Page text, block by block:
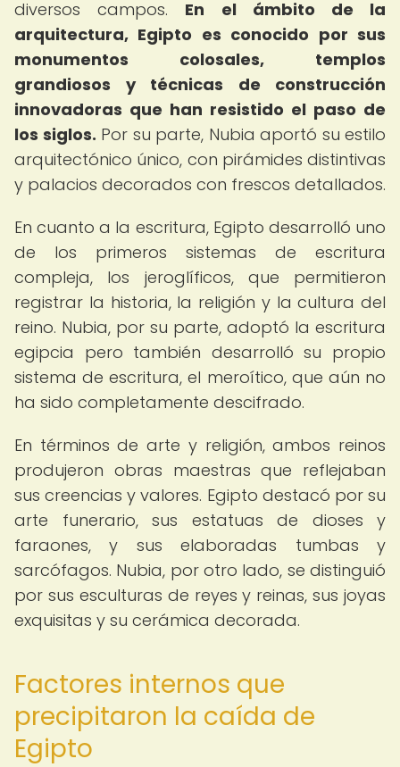
diversos campos. En el ámbito de la
arquitectura, Egipto es conocido por sus
monumentos colosales, templos
grandiosos y técnicas de construcción
innovadoras que han resistido el paso de
los siglos. Por su parte, Nubia aportó su estilo
arquitectónico único, con pirámides distintivas
y palacios decorados con frescos detallados.
En cuanto a la escritura, Egipto desarrolló uno
de los primeros sistemas de escritura
compleja, los jeroglíficos, que permitieron
registrar la historia, la religión y la cultura del
reino. Nubia, por su parte, adoptó la escritura
egipcia pero también desarrolló su propio
sistema de escritura, el meroítico, que aún no
ha sido completamente descifrado.
En términos de arte y religión, ambos reinos
produjeron obras maestras que reflejaban
sus creencias y valores. Egipto destacó por su
arte funerario, sus estatuas de dioses y
faraones, y sus elaboradas tumbas y
sarcófagos. Nubia, por otro lado, se distinguió
por sus esculturas de reyes y reinas, sus joyas
exquisitas y su cerámica decorada.
Factores internos que
precipitaron la caída de
Egipto